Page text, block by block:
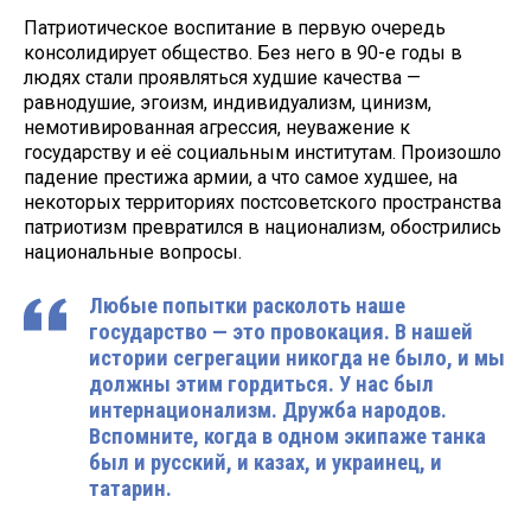
Патриотическое воспитание в первую очередь
консолидирует общество. Без него в 90-е годы в
людях стали проявляться худшие качества —
равнодушие, эгоизм, индивидуализм, цинизм,
немотивированная агрессия, неуважение к
государству и её социальным институтам. Произошло
падение престижа армии, а что самое худшее, на
некоторых территориях постсоветского пространства
патриотизм превратился в национализм, обострились
национальные вопросы.
Любые попытки расколоть наше
государство — это провокация. В нашей
истории сегрегации никогда не было, и мы
должны этим гордиться. У нас был
интернационализм. Дружба народов.
Вспомните, когда в одном экипаже танка
был и русский, и казах, и украинец, и
татарин.